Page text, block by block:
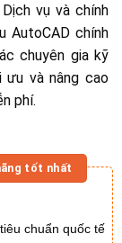
vụ và chính
AutoCAD chính
chuyên gia kỹ
ưu và nâng cao
phí.
tốt nhất
chuẩn quốc tế